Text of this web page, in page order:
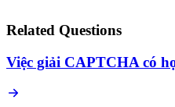
Related Questions
Việc giải CAPTCHA có